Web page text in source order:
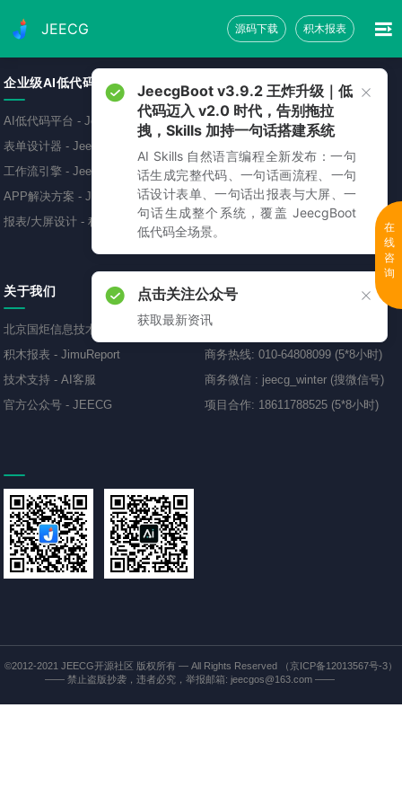
JEECG 源码下载 积木报表
企业级AI低代码平台
AI低代码平台 - JeecgBoot
表单设计器 - JeecgBoot
工作流引擎 - JeecgBoot
APP解决方案 - JeecgBoot
报表/大屏设计 - 积木报表
免费源码下载
低代码开发平台-JeecgBoot
AI应用开发平台-Jeecg-AI
报表可视化工具-JimuReport
移动开发框架 -JeecgUniapp
关于我们
北京国炬信息技术有限公司
积木报表 - JimuReport
技术支持 - AI客服
官方公众号 - JEECG
联系方式
商务QQ
商务热线: 010-64808099 (5*8小时)
商务微信 : jeecg_winter (搜微信号)
项目合作: 18611788525 (5*8小时)
©2012-2021 JEECG开源社区 版权所有 — All Rights Reserved
（京ICP备12013567号-3）
—— 禁止盗版抄袭，违者必究，举报邮箱: jeecgos@163.com ——
在
线
咨
询
JeecgBoot v3.9.2 王炸升级｜低
代码迈入 v2.0 时代，告别拖拉
拽，Skills 加持一句话搭建系统
AI Skills 自然语言编程全新发布：一句
话生成完整代码、一句话画流程、一句
话设计表单、一句话出报表与大屏、一
句话生成整个系统，覆盖 JeecgBoot
低代码全场景。
点击关注公众号
获取最新资讯